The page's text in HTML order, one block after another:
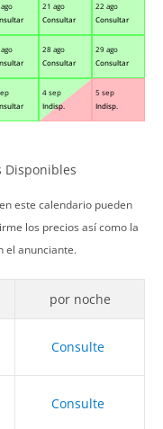
21 ago
Consultar
22 ago
Consultar
28 ago
Consultar
29 ago
Consultar
4 sep
Indisp.
5 sep
Indisp.
Disponibles
este calendario pueden
los precios así como la
el anunciante.
por noche
Consulte
Consulte